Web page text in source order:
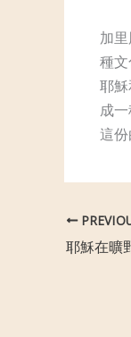
加
種
耶
成
這
耶穌在曠